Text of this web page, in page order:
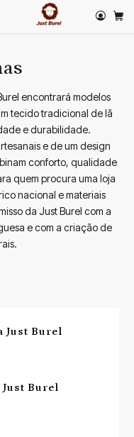
encontrará modelos
tecido tradicional de lã
e durabilidade.
e de um design
conforto, qualidade
quem procura uma loja
nacional e materiais
da Just Burel com a
e com a criação de
Just Burel
Burel